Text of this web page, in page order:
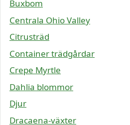
Buxbom
Centrala Ohio Valley
Citrusträd
Container trädgårdar
Crepe Myrtle
Dahlia blommor
Djur
Dracaena-växter